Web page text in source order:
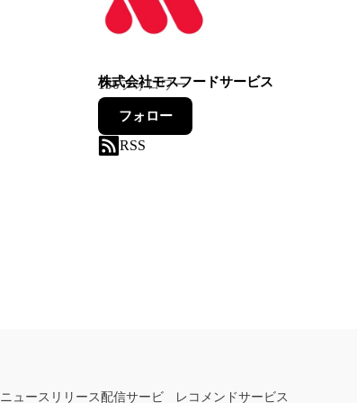
株式会社モスフードサービス
136フォロワー
フォロー
RSS
ニュースリリース配信サービ レコメンドサービス